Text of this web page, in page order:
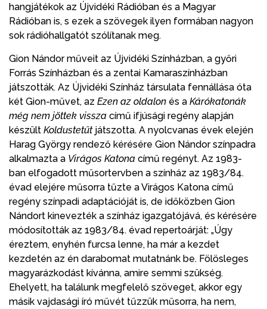
hangjátékok az Újvidéki Rádióban és a Magyar
Rádióban is, s ezek a szövegek ilyen formában nagyon
sok rádióhallgatót szólítanak meg.
Gion Nándor műveit az Újvidéki Színházban, a győri
Forrás Színházban és a zentai Kamaraszínházban
játszották. Az Újvidéki Színház társulata fennállása óta
két Gion-művet, az Ezen az oldalon és a Kárókatonák
még nem jöttek vissza című ifjúsági regény alapján
készült Koldustetűtjátszotta. A nyolcvanas évek elején
Harag György rendező kérésére Gion Nándor színpadra
alkalmazta a Virágos Katona című regényt. Az 1983-
ban elfogadott műsortervben a színház az 1983/84.
évad elejére műsorra tűzte a Virágos Katona című
regény színpadi adaptációját is, de időközben Gion
Nándort kinevezték a színház igazgatójává, és kérésére
módosították az 1983/84. évad repertoárját: „Úgy
éreztem, enyhén furcsa lenne, ha már a kezdet
kezdetén az én darabomat mutatnánk be. Fölösleges
magyarázkodást kívánna, amire semmi szükség.
Ehelyett, ha találunk megfelelő szöveget, akkor egy
másik vajdasági író művét tűzzük műsorra, ha nem,